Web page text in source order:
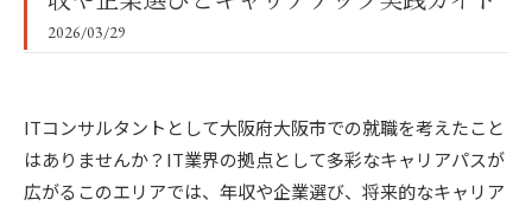
2026/03/29
ITコンサルタントとして大阪府大阪市での就職を考えたこと
はありませんか？IT業界の拠点として多彩なキャリアパスが
広がるこのエリアでは、年収や企業選び、将来的なキャリア